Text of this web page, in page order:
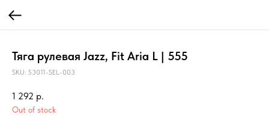
Тяга рулевая Jazz, Fit Aria L | 555
SKU: 53011-SEL-003
1 292 р.
Out of stock